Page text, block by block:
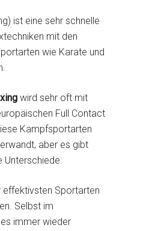
ist eine sehr schnelle
mit den
wie Karate und
wird sehr oft mit
Full Contact
Kampfsportarten
aber es gibt
Unterschiede.
effektivsten Sportarten
Selbst im
immer wieder